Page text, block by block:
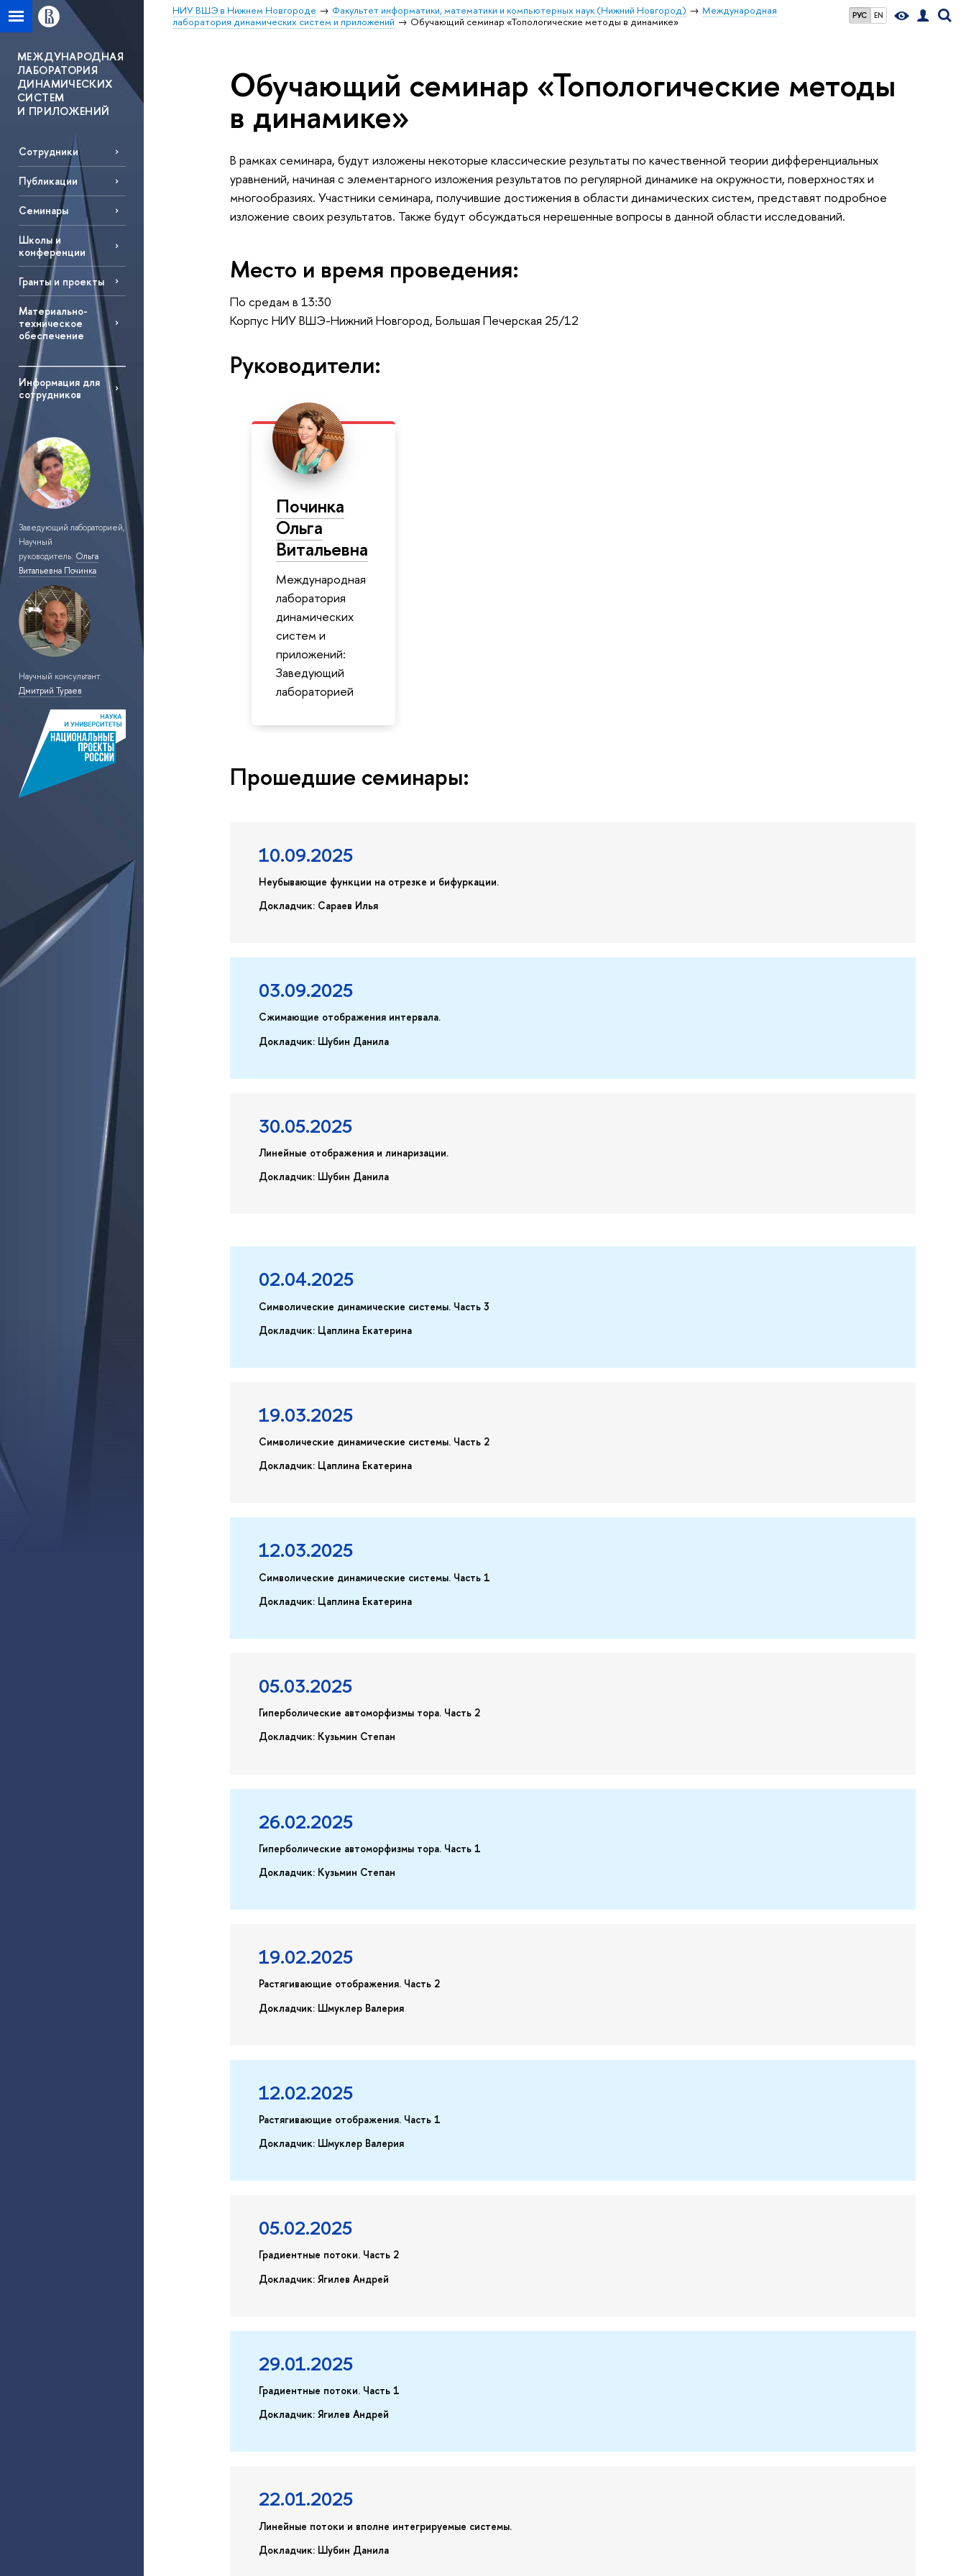
РУС EN
НИУ ВШЭ в Нижнем Новгороде Факультет информатики, математики и компьютерных наук (Нижний Новгород)
Международная
лаборатория динамических систем и приложений
Обучающий семинар «Топологические методы в динамике»
МЕЖДУНАРОДНАЯ
ЛАБОРАТОРИЯ
ДИНАМИЧЕСКИХ
СИСТЕМ
И ПРИЛОЖЕНИЙ
Сотрудники
Публикации
Семинары
Школы и
конференции
Гранты и проекты
Материально-
техническое
обеспечение
Информация для
сотрудников
Заведующий лабораторией,
Научный
руководитель: Ольга
Витальевна Починка
Научный консультант:
Дмитрий Тураев
Обучающий семинар «Топологические методы
в динамике»
В рамках семинара, будут изложены некоторые классические результаты по качественной теории дифференциальных
уравнений, начиная с элементарного изложения результатов по регулярной динамике на окружности, поверхностях и
многообразиях. Участники семинара, получившие достижения в области динамических систем, представят подробное
изложение своих результатов. Также будут обсуждаться нерешенные вопросы в данной области исследований.
Место и время проведения:
По средам в 13:30
Корпус НИУ ВШЭ-Нижний Новгород, Большая Печерская 25/12
Руководители:
Починка
Ольга
Витальевна
Международная
лаборатория
динамических
систем и
приложений:
Заведующий
лабораторией
Прошедшие семинары:
10.09.2025
Неубывающие функции на отрезке и бифуркации.
Докладчик: Сараев Илья
03.09.2025
Сжимающие отображения интервала.
Докладчик: Шубин Данила
30.05.2025
Линейные отображения и линаризации.
Докладчик: Шубин Данила
02.04.2025
Символические динамические системы. Часть 3
Докладчик: Цаплина Екатерина
19.03.2025
Символические динамические системы. Часть 2
Докладчик: Цаплина Екатерина
12.03.2025
Символические динамические системы. Часть 1
Докладчик: Цаплина Екатерина
05.03.2025
Гиперболические автоморфизмы тора. Часть 2
Докладчик: Кузьмин Степан
26.02.2025
Гиперболические автоморфизмы тора. Часть 1
Докладчик: Кузьмин Степан
19.02.2025
Растягивающие отображения. Часть 2
Докладчик: Шмуклер Валерия
12.02.2025
Растягивающие отображения. Часть 1
Докладчик: Шмуклер Валерия
05.02.2025
Градиентные потоки. Часть 2
Докладчик: Ягилев Андрей
29.01.2025
Градиентные потоки. Часть 1
Докладчик: Ягилев Андрей
22.01.2025
Линейные потоки и вполне интегрируемые системы.
Докладчик: Шубин Данила